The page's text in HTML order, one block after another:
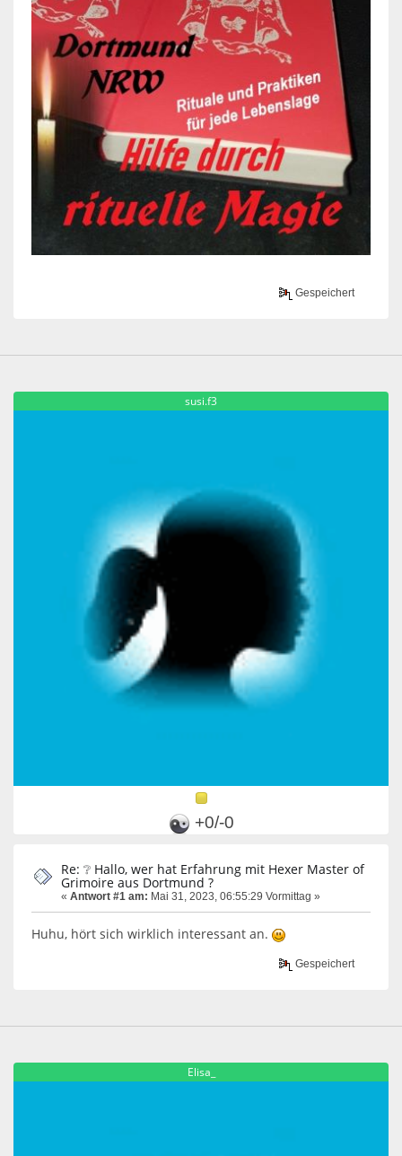
Gespeichert
susi.f3
+0/-0
Re: ❔ Hallo, wer hat Erfahrung mit Hexer Master of
Grimoire aus Dortmund ?
« Antwort #1 am: Mai 31, 2023, 06:55:29 Vormittag »
Huhu, hört sich wirklich interessant an.
Gespeichert
Elisa_